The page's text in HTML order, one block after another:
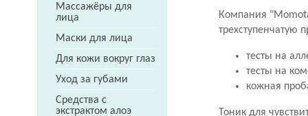
Массажёры для
лица
Маски для лица
Для кожи вокруг глаз
Уход за губами
Средства с
экстрактом алоэ
Компания
трехступенчатую
тесты на
тесты на
кожная
Тоник для